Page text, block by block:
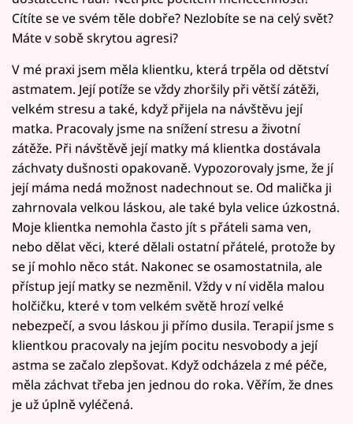
Cítíte se ve svém těle dobře? Nezlobíte se na celý svět?
Máte v sobě skrytou agresi?
V mé praxi jsem měla klientku, která trpěla od dětství
astmatem. Její potíže se vždy zhoršily při větší zátěži,
velkém stresu a také, když přijela na návštěvu její
matka. Pracovaly jsme na snížení stresu a životní
zátěže. Při návštěvě její matky má klientka dostávala
záchvaty dušnosti opakovaně. Vypozorovaly jsme, že jí
její máma nedá možnost nadechnout se. Od malička ji
zahrnovala velkou láskou, ale také byla velice úzkostná.
Moje klientka nemohla často jít s přáteli sama ven,
nebo dělat věci, které dělali ostatní přátelé, protože by
se jí mohlo něco stát. Nakonec se osamostatnila, ale
přístup její matky se nezměnil. Vždy v ní viděla malou
holčičku, které v tom velkém světě hrozí velké
nebezpečí, a svou láskou ji přímo dusila. Terapií jsme s
klientkou pracovaly na jejím pocitu nesvobody a její
astma se začalo zlepšovat. Když odcházela z mé péče,
měla záchvat třeba jen jednou do roka. Věřím, že dnes
je už úplně vyléčená.